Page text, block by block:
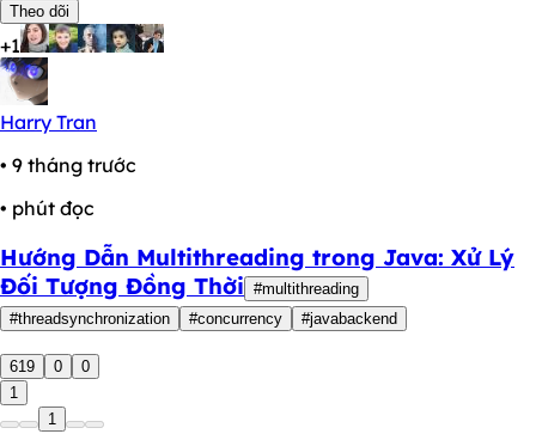
Theo dõi
+1
Harry Tran
• 9 tháng trước
• phút đọc
Hướng Dẫn Multithreading trong Java: Xử Lý
Đối Tượng Đồng Thời #multithreading
#threadsynchronization
#concurrency #javabackend
619 0
0
1
1